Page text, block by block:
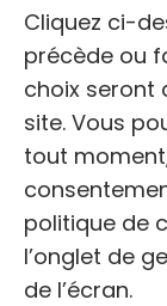
Cliquez ci-
précède ou
choix seront
site. Vous
tout
politique de
l’onglet de
de l’écran.
+33 6
WEB
https://
Avis
5 / 5